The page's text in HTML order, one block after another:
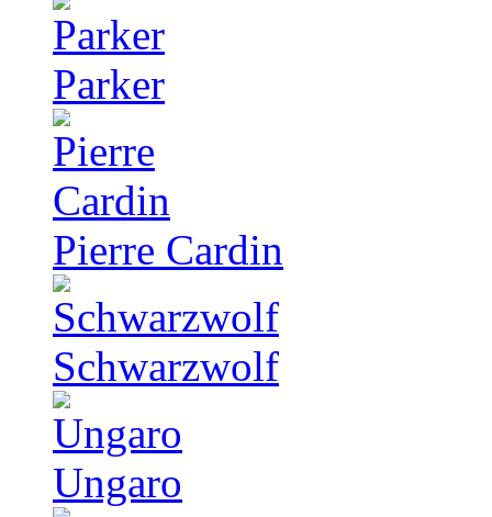
Parker
Pierre Cardin
Schwarzwolf
Ungaro